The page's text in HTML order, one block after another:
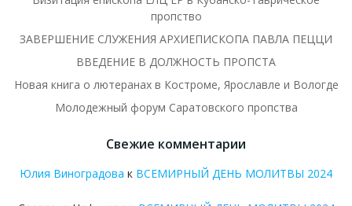
пропство
ЗАВЕРШЕНИЕ СЛУЖЕНИЯ АРХИЕПИСКОПА ПАВЛА ПЕЦЦИ
ВВЕДЕНИЕ В ДОЛЖНОСТЬ ПРОПСТА
Новая книга о лютеранах в Костроме, Ярославле и Вологде
Молодежный форум Саратовского пропства
Свежие комментарии
Юлия Виноградова к ВСЕМИРНЫЙ ДЕНЬ МОЛИТВЫ 2024